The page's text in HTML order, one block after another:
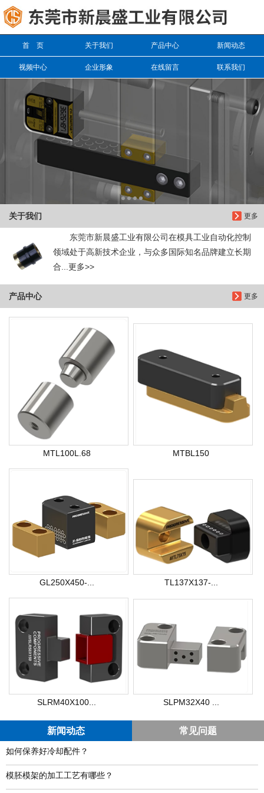
首 页 关于我们 产品中心 新闻动态
视频中心 企业形象 在线留言 联系我们
更多
关于我们
东莞市新晨盛工业有限公司在模具工业自动化控制
领域处于高新技术企业，与众多国际知名品牌建立长期
合...更多>>
更多
产品中心
MTL100L.68 MTBL150
GL250X450-... TL137X137-...
SLRM40X100... SLPM32X40 ...
新闻动态 常见问题
如何保养好冷却配件？
模胚模架的加工工艺有哪些？
信息搜索
搜索